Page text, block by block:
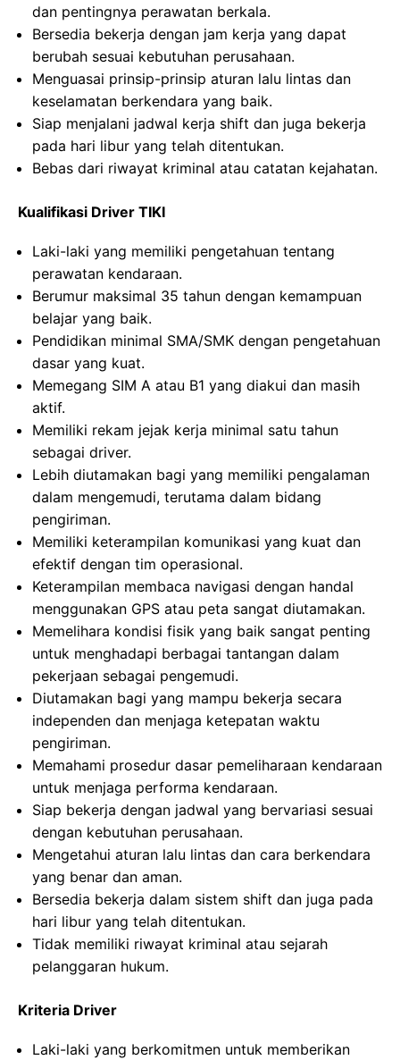
dan pentingnya perawatan berkala.
Bersedia bekerja dengan jam kerja yang dapat
berubah sesuai kebutuhan perusahaan.
Menguasai prinsip-prinsip aturan lalu lintas dan
keselamatan berkendara yang baik.
Siap menjalani jadwal kerja shift dan juga bekerja
pada hari libur yang telah ditentukan.
Bebas dari riwayat kriminal atau catatan kejahatan.
Kualifikasi Driver TIKI
Laki-laki yang memiliki pengetahuan tentang
perawatan kendaraan.
Berumur maksimal 35 tahun dengan kemampuan
belajar yang baik.
Pendidikan minimal SMA/SMK dengan pengetahuan
dasar yang kuat.
Memegang SIM A atau B1 yang diakui dan masih
aktif.
Memiliki rekam jejak kerja minimal satu tahun
sebagai driver.
Lebih diutamakan bagi yang memiliki pengalaman
dalam mengemudi, terutama dalam bidang
pengiriman.
Memiliki keterampilan komunikasi yang kuat dan
efektif dengan tim operasional.
Keterampilan membaca navigasi dengan handal
menggunakan GPS atau peta sangat diutamakan.
Memelihara kondisi fisik yang baik sangat penting
untuk menghadapi berbagai tantangan dalam
pekerjaan sebagai pengemudi.
Diutamakan bagi yang mampu bekerja secara
independen dan menjaga ketepatan waktu
pengiriman.
Memahami prosedur dasar pemeliharaan kendaraan
untuk menjaga performa kendaraan.
Siap bekerja dengan jadwal yang bervariasi sesuai
dengan kebutuhan perusahaan.
Mengetahui aturan lalu lintas dan cara berkendara
yang benar dan aman.
Bersedia bekerja dalam sistem shift dan juga pada
hari libur yang telah ditentukan.
Tidak memiliki riwayat kriminal atau sejarah
pelanggaran hukum.
Kriteria Driver
Laki-laki yang berkomitmen untuk memberikan